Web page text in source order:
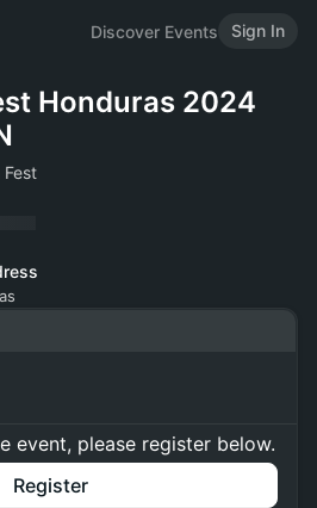
Discover Events Sign In
Honduras 2024
event, please register below.
Register